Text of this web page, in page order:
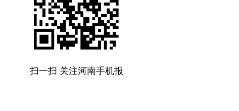
扫一扫 关注河南手机报